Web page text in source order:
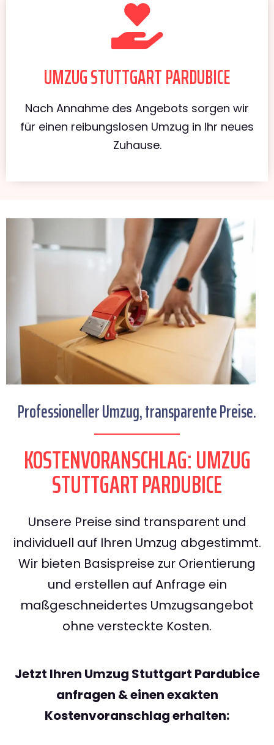
UMZUG STUTTGART PARDUBICE
Nach Annahme des Angebots sorgen wir
für einen reibungslosen Umzug in Ihr neues
Zuhause.
Professioneller Umzug, transparente Preise.
KOSTENVORANSCHLAG: UMZUG
STUTTGART PARDUBICE
Unsere Preise sind transparent und
individuell auf Ihren Umzug abgestimmt.
Wir bieten Basispreise zur Orientierung
und erstellen auf Anfrage ein
maßgeschneidertes Umzugsangebot
ohne versteckte Kosten.
Jetzt Ihren Umzug Stuttgart Pardubice
anfragen & einen exakten
Kostenvoranschlag erhalten: